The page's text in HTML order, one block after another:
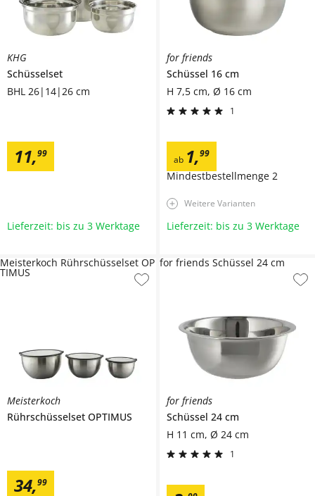
KHG
Schüsselset
BHL 26|14|26 cm
11,99
Lieferzeit: bis zu 3 Werktage
for friends
Schüssel 16 cm
H 7,5 cm, Ø 16 cm
1
ab 1,99
Mindestbestellmenge 2
Weitere Varianten
Lieferzeit: bis zu 3 Werktage
Meisterkoch
Rührschüsselset OPTIMUS
34,99
Meisterkoch Rührschüsselset OP
TIMUS
for friends
Schüssel 24 cm
H 11 cm, Ø 24 cm
1
for friends Schüssel 24 cm